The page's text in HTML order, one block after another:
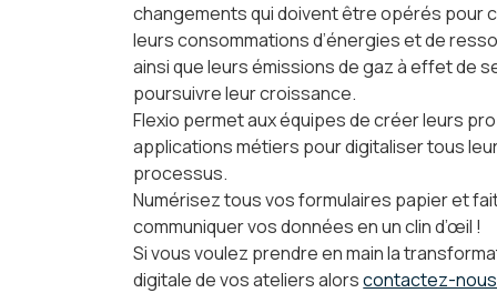
changements qui doivent être opérés pour
leurs consommations d’énergies et de
ainsi que leurs émissions de gaz à effet de
poursuivre leur croissance.
Flexio permet aux équipes de créer leurs
applications métiers pour digitaliser tous
processus.
Numérisez tous vos formulaires papier et
communiquer vos données en un clin d’œil !
Si vous voulez prendre en main la
digitale de vos ateliers alorscontactez-nous